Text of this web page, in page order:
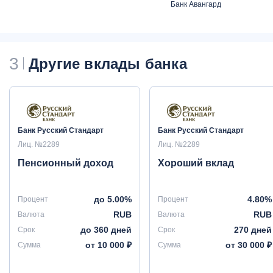
Банк Авангард
3 Другие вклады банка
Банк Русский Стандарт
Лиц. №2289
Пенсионный доход
Процент до 5.00%
Валюта RUB
Срок до 360 дней
Сумма от 10 000 ₽
Банк Русский Стандарт
Лиц. №2289
Хороший вклад
Процент 4.80%
Валюта RUB
Срок 270 дней
Сумма от 30 000 ₽